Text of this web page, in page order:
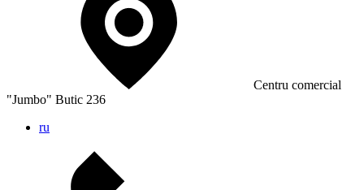
Сentru comercial
"Jumbo" Butic 236
ru